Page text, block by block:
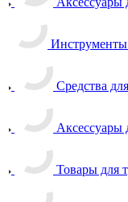
Средства
Аксессуары
Товары для